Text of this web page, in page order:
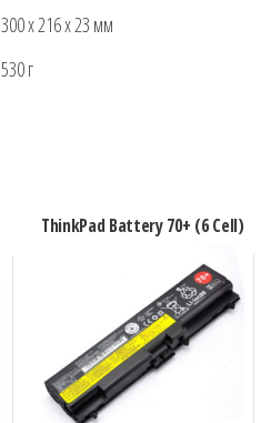
300 x 216 x 23 мм
530 г
ThinkPad Battery 70+ (6 Cell)